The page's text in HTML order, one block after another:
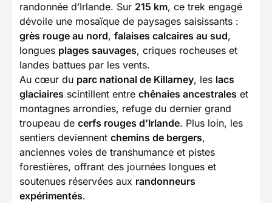
randonnée d’Irlande. Sur 215 km, ce trek engagé
dévoile une mosaïque de paysages saisissants :
grès rouge au nord, falaises calcaires au sud,
longues plages sauvages, criques rocheuses et
landes battues par les vents.
Au cœur du parc national de Killarney, les lacs
glaciaires scintillent entre chênaies ancestrales et
montagnes arrondies, refuge du dernier grand
troupeau de cerfs rouges d’Irlande. Plus loin, les
sentiers deviennent chemins de bergers,
anciennes voies de transhumance et pistes
forestières, offrant des journées longues et
soutenues réservées aux randonneurs
expérimentés.